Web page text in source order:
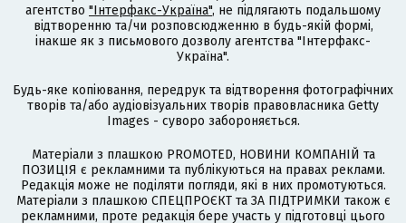
агентство "Інтерфакс-Україна", не підлягають подальшому
відтворенню та/чи розповсюдженню в будь-якій формі,
інакше як з письмового дозволу агентства "Інтерфакс-
Україна".
Будь-яке копіювання, передрук та відтворення фотографічних
творів та/або аудіовізуальних творів правовласника Getty
Images - суворо забороняється.
Матеріали з плашкою PROMOTED, НОВИНИ КОМПАНІЙ та
ПОЗИЦІЯ є рекламними та публікуються на правах реклами.
Редакція може не поділяти погляди, які в них промотуються.
Матеріали з плашкою СПЕЦПРОЄКТ та ЗА ПІДТРИМКИ також є
рекламними, проте редакція бере участь у підготовці цього